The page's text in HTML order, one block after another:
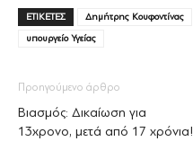
ΕΤΙΚΕΤΕΣ Δημήτρης Κουφοντίνας
υπουργείο Υγείας
Προηγούμενο άρθρο
Βιασμός: Δικαίωση για
13χρονο, μετά από 17 χρόνια!